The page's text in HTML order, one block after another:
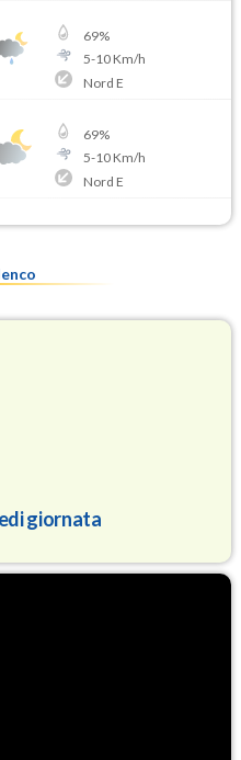
69%
5-10Km/h
Nord E
69%
5-10Km/h
Nord E
giornata